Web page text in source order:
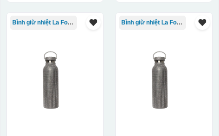
IN Decal lên GỐM SỨ
decal lên gốm sứ Bước 3: Cho vào lò nung ở nhiệt độ
700-800 độ C
Để tạo ra decal
trước khi dán nó lên gốm sứ, xưởng in sẽ in lên 1 loại
giấy đặc biệt, và kích thước logo được căn chỉnh theo
sản phẩm, để khi dán không bị nhỏ hoặc to quá
Bình giữ nhiệt La Fonte Bình giữ nhiệt La Fonte